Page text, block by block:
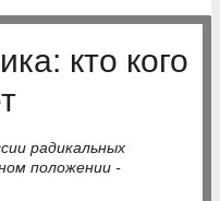
кто кого
радикальных
положении -